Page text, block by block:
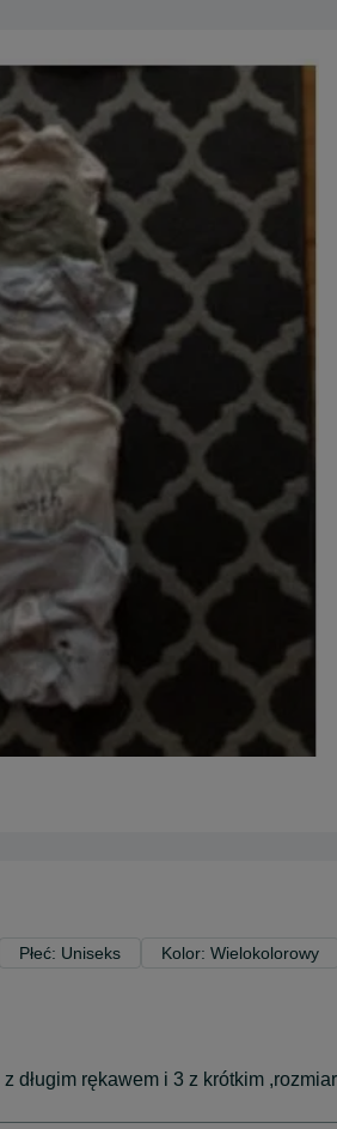
Płeć: Uniseks Kolor: Wielokolorowy
długim rękawem i 3 z krótkim